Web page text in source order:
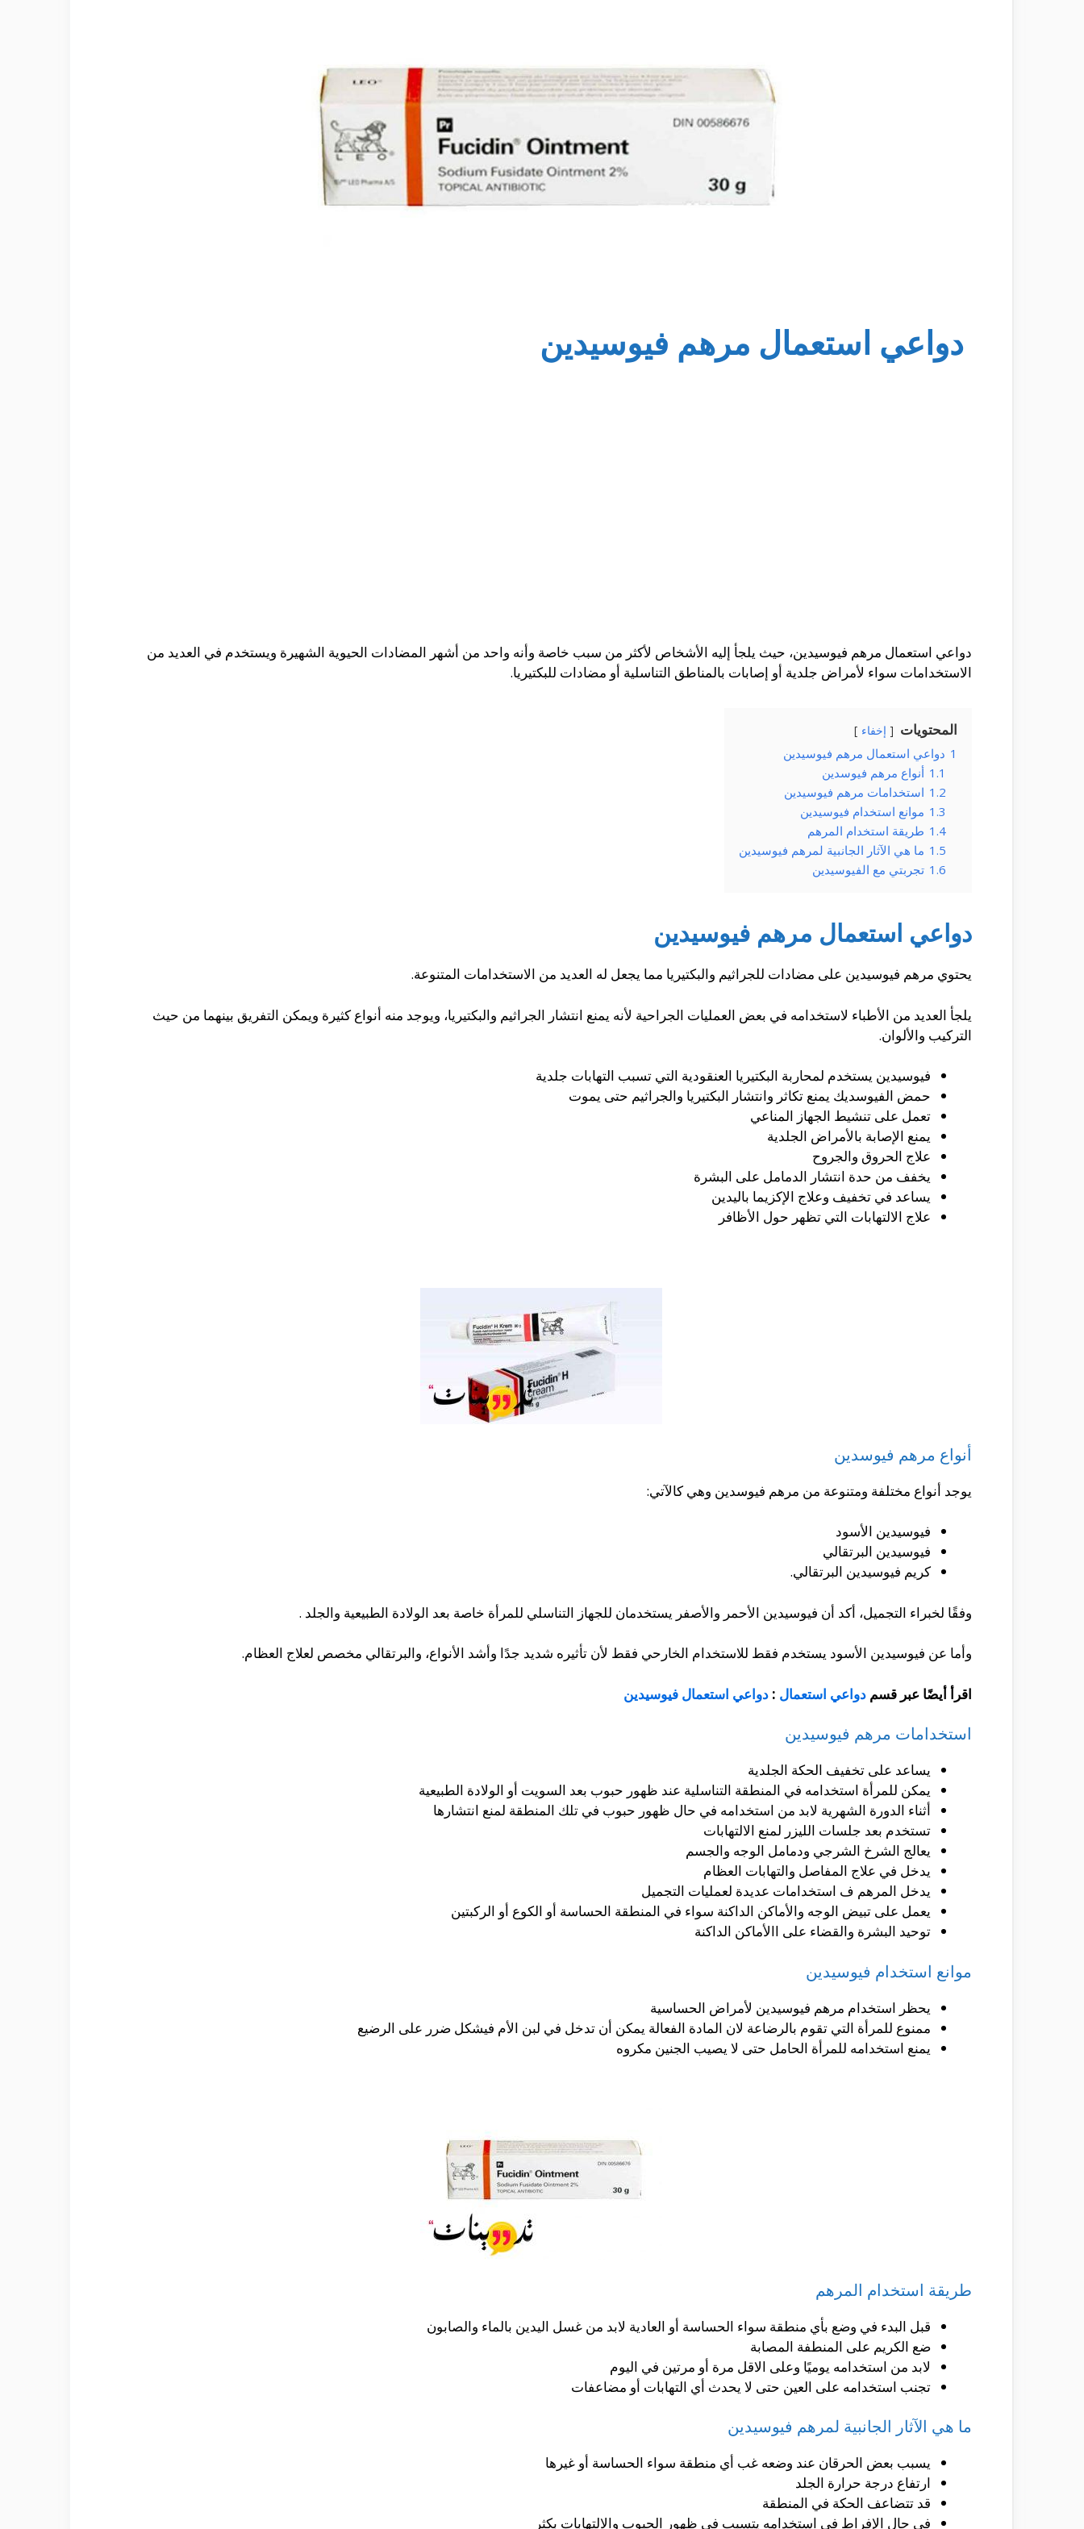
دواعي استعمال مرهم فيوسيدين
دواعي استعمال مرهم فيوسيدين، حيث يلجأ إليه الأشخاص لأكثر من سبب خاصة وأنه واحد من أشهر المضادات الحيوية الشهيرة ويستخدم في العديد من
الاستخدامات سواء لأمراض جلدية أو إصابات بالمناطق التناسلية أو مضادات للبكتيريا.
المحتويات إخفاء
1 دواعي استعمال مرهم فيوسيدين
1.1 أنواع مرهم فيوسدين
1.2 استخدامات مرهم فيوسيدين
1.3 موانع استخدام فيوسيدين
1.4 طريقة استخدام المرهم
1.5 ما هي الآثار الجانبية لمرهم فيوسيدين
1.6 تجربتي مع الفيوسيدين
دواعي استعمال مرهم فيوسيدين
يحتوي مرهم فيوسيدين على مضادات للجراثيم والبكتيريا مما يجعل له العديد من الاستخدامات المتنوعة.
يلجأ العديد من الأطباء لاستخدامه في بعض العمليات الجراحية لأنه يمنع انتشار الجراثيم والبكتيريا، ويوجد منه أنواع كثيرة ويمكن التفريق بينهما من حيث
التركيب والألوان.
فيوسيدين يستخدم لمحاربة البكتيريا العنقودية التي تسبب التهابات جلدية
حمض الفيوسديك يمنع تكاثر وانتشار البكتيريا والجراثيم حتى يموت
تعمل على تنشيط الجهاز المناعي
يمنع الإصابة بالأمراض الجلدية
علاج الحروق والجروح
يخفف من حدة انتشار الدمامل على البشرة
يساعد في تخفيف وعلاج الإكزيما باليدين
علاج الالتهابات التي تظهر حول الأظافر
أنواع مرهم فيوسدين
يوجد أنواع مختلفة ومتنوعة من مرهم فيوسدين وهي كالآتي:
فيوسيدين الأسود
فيوسيدين البرتقالي
كريم فيوسيدين البرتقالي.
وفقًا لخبراء التجميل، أكد أن فيوسيدين الأحمر والأصفر يستخدمان للجهاز التناسلي للمرأة خاصة بعد الولادة الطبيعية والجلد .
وأما عن فيوسيدين الأسود يستخدم فقط للاستخدام الخارحي فقط لأن تأثيره شديد جدًا وأشد الأنواع، والبرتقالي مخصص لعلاج العظام.
اقرأ أيضًا عبر قسم دواعي استعمال : دواعي استعمال فيوسيدين
استخدامات مرهم فيوسيدين
يساعد على تخفيف الحكة الجلدية
يمكن للمرأة استخدامه في المنطقة التناسلية عند ظهور حبوب بعد السويت أو الولادة الطبيعية
أثناء الدورة الشهرية لابد من استخدامه في حال ظهور حبوب في تلك المنطقة لمنع انتشارها
تستخدم بعد جلسات الليزر لمنع الالتهابات
يعالج الشرخ الشرجي ودمامل الوجه والجسم
يدخل في علاج المفاصل والتهابات العظام
يدخل المرهم ف استخدامات عديدة لعمليات التجميل
يعمل على تبيض الوجه والأماكن الداكنة سواء في المنطقة الحساسة أو الكوع أو الركبتين
توحيد البشرة والقضاء على االأماكن الداكنة
موانع استخدام فيوسيدين
يحظر استخدام مرهم فيوسيدين لأمراض الحساسية
ممنوع للمرأة التي تقوم بالرضاعة لان المادة الفعالة يمكن أن تدخل في لبن الأم فيشكل ضرر على الرضيع
يمنع استخدامه للمرأة الحامل حتى لا يصيب الجنين مكروه
طريقة استخدام المرهم
قبل البدء في وضع بأي منطقة سواء الحساسة أو العادية لابد من غسل اليدين بالماء والصابون
ضع الكريم على المنطفة المصابة
لابد من استخدامه يوميًا وعلى الاقل مرة أو مرتين في اليوم
تجنب استخدامه على العين حتى لا يحدث أي التهابات أو مضاعفات
ما هي الآثار الجانبية لمرهم فيوسيدين
يسبب بعض الحرقان عند وضعه غب أي منطقة سواء الحساسة أو غيرها
ارتفاع درجة حرارة الجلد
قد تتضاعف الحكة في المنطقة
في حال الإفراط في استخدامه يتسبب في ظهور الحبوب والالتهابات بكثر